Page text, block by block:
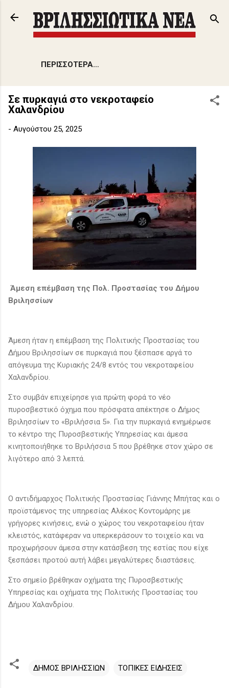
Μετάβαση στο κύριο περιεχόμενο
ΠΕΡΙΣΣΌΤΕΡΑ…
Σε πυρκαγιά στο νεκροταφείο
Χαλανδρίου
- Αυγούστου 25, 2025
Άμεση επέμβαση της Πολ. Προστασίας του Δήμου
Βριλησσίων
Άμεση ήταν η επέμβαση της Πολιτικής Προστασίας του
Δήμου Βριλησσίων σε πυρκαγιά που ξέσπασε αργά το
απόγευμα της Κυριακής 24/8 εντός του νεκροταφείου
Χαλανδρίου.
Στο συμβάν επιχείρησε για πρώτη φορά το νέο
πυροσβεστικό όχημα που πρόσφατα απέκτησε ο Δήμος
Βριλησσίων το «Βριλήσσια 5». Για την πυρκαγιά ενημέρωσε
το κέντρο της Πυροσβεστικής Υπηρεσίας και άμεσα
κινητοποιήθηκε το Βριλήσσια 5 που βρέθηκε στον χώρο σε
λιγότερο από 3 λεπτά.
Ο αντιδήμαρχος Πολιτικής Προστασίας Γιάννης Μπήτας και ο
προϊστάμενος της υπηρεσίας Αλέκος Κοντομάρης με
γρήγορες κινήσεις, ενώ ο χώρος του νεκροταφείου ήταν
κλειστός, κατάφεραν να υπερκεράσουν το τοιχείο και να
προχωρήσουν άμεσα στην κατάσβεση της εστίας που είχε
ξεσπάσει προτού αυτή λάβει μεγαλύτερες διαστάσεις.
Στο σημείο βρέθηκαν οχήματα της Πυροσβεστικής
Υπηρεσίας και οχήματα της Πολιτικής Προστασίας του
Δήμου Χαλανδρίου.
ΔΗΜΟΣ ΒΡΙΛΗΣΣΙΩΝ ΤΟΠΙΚΕΣ ΕΙΔΗΣΕΙΣ